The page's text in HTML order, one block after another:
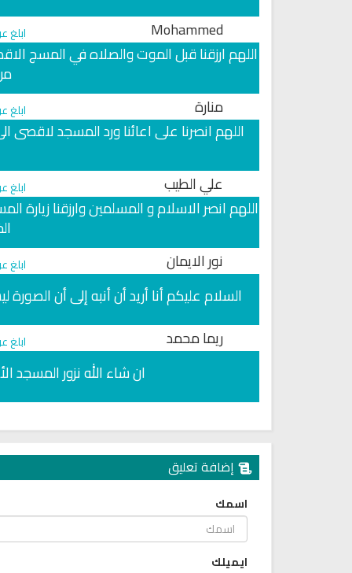
Mohammed
اللهم ارزقنا قبل الموت والصلاه في المسج
منارة
اللهم انصرنا على اعائنا ورد المسجد لاقصى
علي الطيب
اللهم انصر الاسلام و المسلمين وارزقنا زيارة
نور الايمان
السلام عليكم أنا أريد أن أنبه إلى أن
ريما محمد
ان شاء الله نزور
إضافة تعليق
اسمك
ايميلك